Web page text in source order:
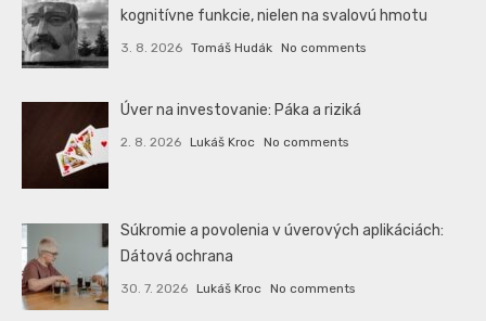
kognitívne funkcie, nielen na svalovú hmotu
3. 8. 2026 Tomáš Hudák No comments
Úver na investovanie: Páka a riziká
2. 8. 2026 Lukáš Kroc No comments
Súkromie a povolenia v úverových aplikáciách:
Dátová ochrana
30. 7. 2026 Lukáš Kroc No comments